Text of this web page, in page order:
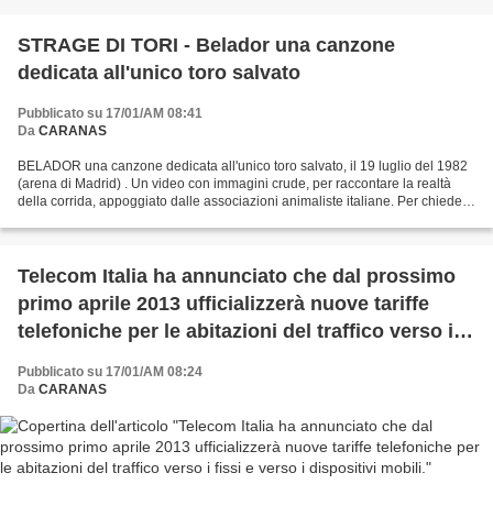
STRAGE DI TORI - Belador una canzone
dedicata all'unico toro salvato
Pubblicato su 17/01/AM 08:41
Da CARANAS
BELADOR una canzone dedicata all'unico toro salvato, il 19 luglio del 1982
(arena di Madrid) . Un video con immagini crude, per raccontare la realtà
della corrida, appoggiato dalle associazioni animaliste italiane. Per chiedere
Telecom Italia ha annunciato che dal prossimo
primo aprile 2013 ufficializzerà nuove tariffe
telefoniche per le abitazioni del traffico verso i
Pubblicato su 17/01/AM 08:24
Da CARANAS